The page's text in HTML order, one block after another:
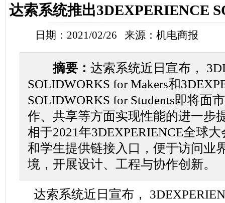
达索系统推出3DEXPERIENCE
日期：2021/02/26 来源：机电商报
摘要： 达索系统近日宣布，
SOLIDWORKS for Makers和
SOLIDWORKS for Students即将面
作、共享等方面实现性能的进一步
相于2021年3DEXPERIENCE全球
和学生提供链接入口，便于访问业
境，开展设计、工程与协作创新。
达索系统近日宣布，